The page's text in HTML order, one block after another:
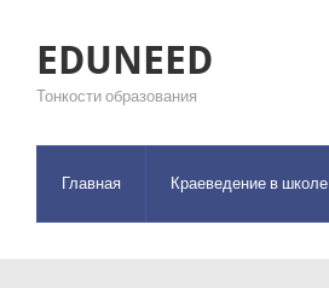
EDUNEED
Тонкости образования
Главная Краеведение в школе